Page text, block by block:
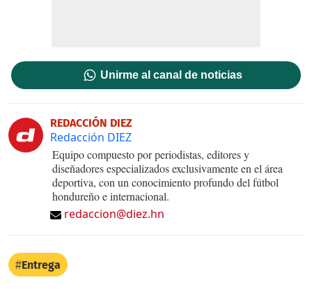
Unirme al canal de noticias
REDACCIÓN DIEZ
Redacción DIEZ
Equipo compuesto por periodistas, editores y
diseñadores especializados exclusivamente en el área
deportiva, con un conocimiento profundo del fútbol
hondureño e internacional.
redaccion@diez.hn
Entrega